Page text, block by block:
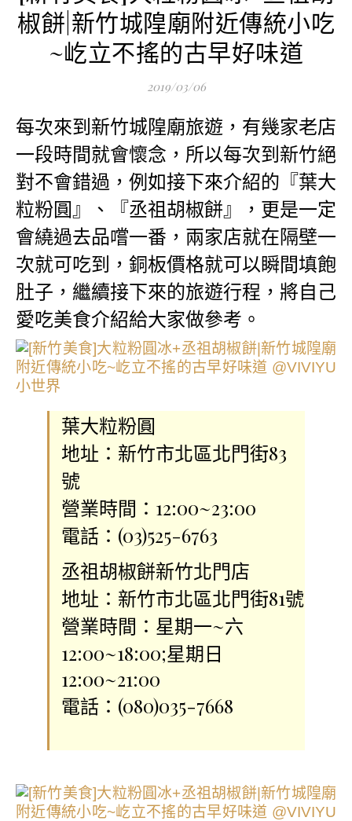
椒餅|新竹城隍廟附近傳統小吃
~屹立不搖的古早好味道
2019/03/06
每次來到新竹城隍廟旅遊，有幾家老店
一段時間就會懷念，所以每次到新竹絕
對不會錯過，例如接下來介紹的『葉大
粒粉圓』、『丞祖胡椒餅』，更是一定
會繞過去品嚐一番，兩家店就在隔壁一
次就可吃到，銅板價格就可以瞬間填飽
肚子，繼續接下來的旅遊行程，將自己
愛吃美食介紹給大家做參考。
葉大粒粉圓
地址：新竹市北區北門街83
號
營業時間：12:00~23:00
電話：(03)525-6763
丞祖胡椒餅新竹北門店
地址：新竹市北區北門街81號
營業時間：星期一~六
12:00~18:00;星期日
12:00~21:00
電話：(080)035-7668